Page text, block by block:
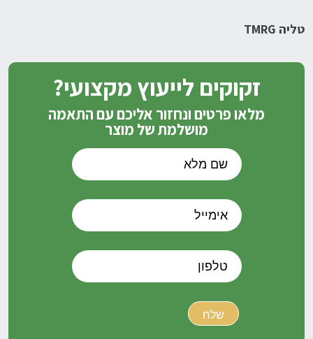
טליה TMRG
זקוקים לייעוץ מקצועי?
מלאו פרטים ונחזור אליכם עם התאמה
מושלמת של מוצר